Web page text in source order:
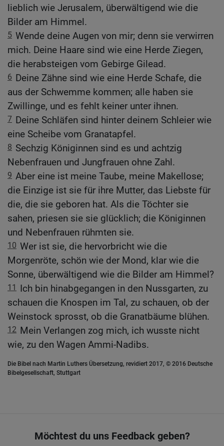
lieblich wie Jerusalem, überwältigend wie die
Bilder am Himmel.
5 Wende deine Augen von mir; denn sie verwirren
mich. Deine Haare sind wie eine Herde Ziegen,
die herabsteigen vom Gebirge Gilead.
6 Deine Zähne sind wie eine Herde Schafe, die
aus der Schwemme kommen; alle haben sie
Zwillinge, und es fehlt keiner unter ihnen.
7 Deine Schläfen sind hinter deinem Schleier wie
eine Scheibe vom Granatapfel.
8 Sechzig Königinnen sind es und achtzig
Nebenfrauen und Jungfrauen ohne Zahl.
9 Aber eine ist meine Taube, meine Makellose;
die Einzige ist sie für ihre Mutter, das Liebste für
die, die sie geboren hat. Als die Töchter sie
sahen, priesen sie sie glücklich; die Königinnen
und Nebenfrauen rühmten sie.
10 Wer ist sie, die hervorbricht wie die
Morgenröte, schön wie der Mond, klar wie die
Sonne, überwältigend wie die Bilder am Himmel?
11 Ich bin hinabgegangen in den Nussgarten, zu
schauen die Knospen im Tal, zu schauen, ob der
Weinstock sprosst, ob die Granatbäume blühen.
12 Mein Verlangen zog mich, ich wusste nicht
wie, zu den Wagen Ammi-Nadibs.
Die Bibel nach Martin Luthers Übersetzung, revidiert 2017, © 2016 Deutsche
Bibelgesellschaft, Stuttgart
Möchtest du uns Feedback geben?